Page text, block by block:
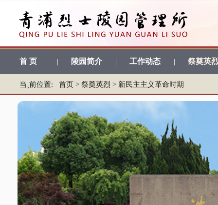
首 页 | 陵园简介 | 工作动态 | 祭奠英
当¸前位置: 首页 > 祭奠英烈 > 新民主主义革命时期